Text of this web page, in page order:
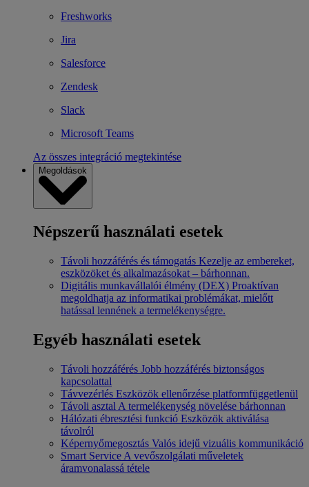
Freshworks
Jira
Salesforce
Zendesk
Slack
Microsoft Teams
Az összes integráció megtekintése
Megoldások
Népszerű használati esetek
Távoli hozzáférés és támogatás Kezelje az embereket,
eszközöket és alkalmazásokat – bárhonnan.
Digitális munkavállalói élmény (DEX) Proaktívan
megoldhatja az informatikai problémákat, mielőtt
hatással lennének a termelékenységre.
Egyéb használati esetek
Távoli hozzáférés Jobb hozzáférés biztonságos
kapcsolattal
Távvezérlés Eszközök ellenőrzése platformfüggetlenül
Távoli asztal A termelékenység növelése bárhonnan
Hálózati ébresztési funkció Eszközök aktiválása
távolról
Képernyőmegosztás Valós idejű vizuális kommunikáció
Smart Service A vevőszolgálati műveletek
áramvonalassá tétele